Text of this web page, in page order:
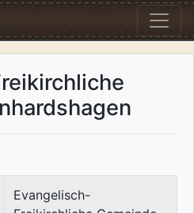
Evangelisch-